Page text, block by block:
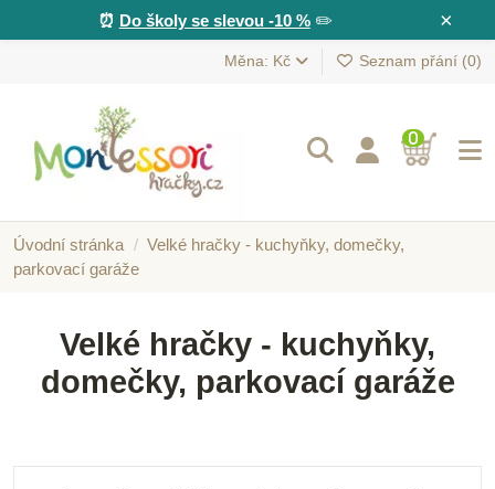
×
⏰ Do školy se slevou -10 %✏️
Měna: Kč Seznam přání (0)
0
Úvodní stránka
Velké hračky - kuchyňky, domečky,
parkovací garáže
Velké hračky - kuchyňky,
domečky, parkovací garáže